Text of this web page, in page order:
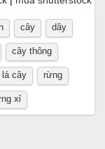
cây dây
cây thông
lá cây rừng
xỉ